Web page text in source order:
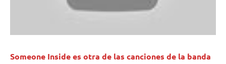
Someone Insidees otra de las canciones de la banda